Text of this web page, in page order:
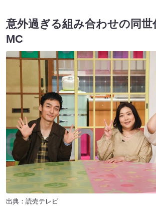
意外過ぎる組み合わせの同
MC
出典：読売テレビ